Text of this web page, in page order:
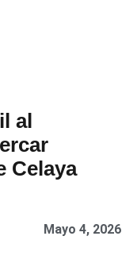
al
Celaya
Mayo 4, 2026